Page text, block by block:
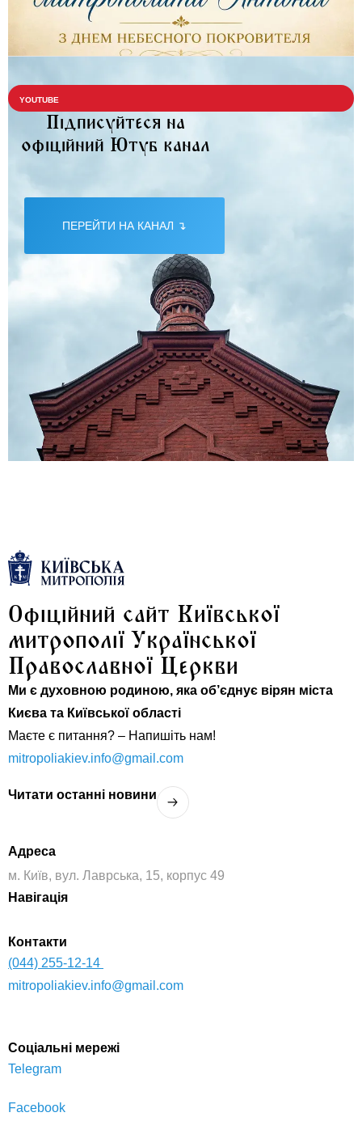
YOUTUBE
Підписуйтеся на
офіційний Ютуб канал
ПЕРЕЙТИ НА КАНАЛ ↴
Офіційний сайт Київської
митрополії Української
Православної Церкви
Ми є духовною родиною, яка об’єднує вірян міста
Києва та Київської області
Читати останнi новини
Маєте є питання? – Напишіть нам!
mitropoliakiev.info@gmail.com
Адреса
м. Київ, вул. Лаврська, 15, корпус 49
Навігація
Контакти
(044) 255-12-14
mitropoliakiev.info@gmail.com
Соціальні мережі
Telegram
Facebook